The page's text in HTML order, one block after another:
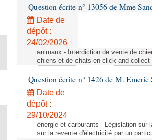
Question écrite n° 13056 de Mme
Date de
dépôt :
24/02/2026
animaux - Interdiction de vente de
chiens et de chats en click and collect
Question écrite n° 1426 de M. Emeric
Date de
dépôt :
29/10/2024
énergie et carburants - Législation sur
sur la revente d'électricité par un